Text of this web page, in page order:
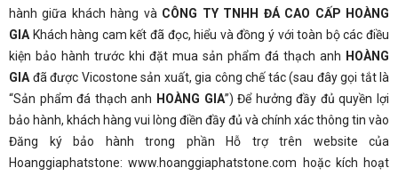
hành giữa khách hàng và CÔNG TY TNHH ĐÁ CAO CẤP HOÀNG
GIA Khách hàng cam kết đã đọc, hiểu và đồng ý với toàn bộ các điều
kiện bảo hành trước khi đặt mua sản phẩm đá thạch anh HOÀNG
GIA đã được Vicostone sản xuất, gia công chế tác (sau đây gọi tắt là
“Sản phẩm đá thạch anh HOÀNG GIA”) Để hưởng đầy đủ quyền lợi
bảo hành, khách hàng vui lòng điền đầy đủ và chính xác thông tin vào
Đăng ký bảo hành trong phần Hỗ trợ trên website của
Hoanggiaphatstone: www.hoanggiaphatstone.com hoặc kích hoạt